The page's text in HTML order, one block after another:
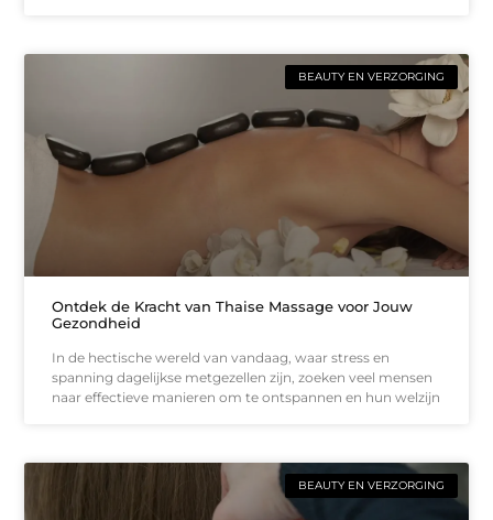
BEAUTY EN VERZORGING
Ontdek de Kracht van Thaise Massage voor Jouw
Gezondheid
In de hectische wereld van vandaag, waar stress en
spanning dagelijkse metgezellen zijn, zoeken veel mensen
naar effectieve manieren om te ontspannen en hun welzijn
BEAUTY EN VERZORGING